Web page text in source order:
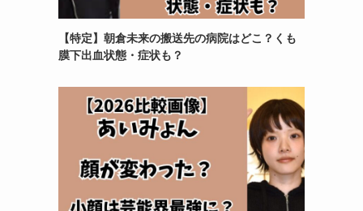
【特定】朝倉未来の搬送先の病院はどこ？くも
膜下出血状態・症状も？